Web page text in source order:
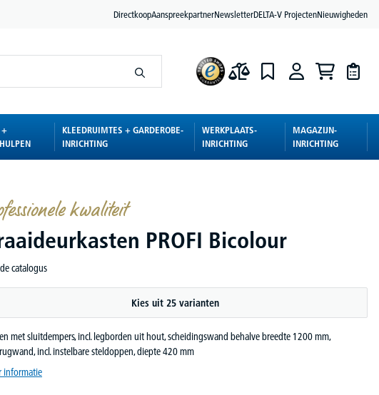
DirectkoopAanspreekpartnerNewsletterDELTA-V ProjectenNieuwigheden
+
KLEEDRUIMTES + GARDEROBE-
INRICHTING
WERKPLAATS-
INRICHTING
MAGAZIJN-
INRICHTING
kwaliteit
PROFI Bicolour
catalogus
Kies uit 25 varianten
met sluitdempers, incl. legborden uit hout, scheidingswand behalve breedte 1200 mm,
incl. instelbare steldoppen, diepte 420 mm
informatie